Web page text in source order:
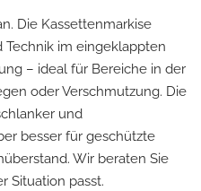
Die Kassettenmarkise
Technik im eingeklappten
– ideal für Bereiche in der
oder Verschmutzung. Die
und
besser für geschützte
Wir beraten Sie
Situation passt.